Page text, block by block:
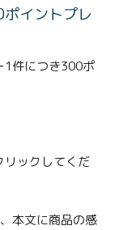
とめ買いお得
アウトレッ
イントプレ
1件につき300ポ
リックしてくだ
本文に商品の感